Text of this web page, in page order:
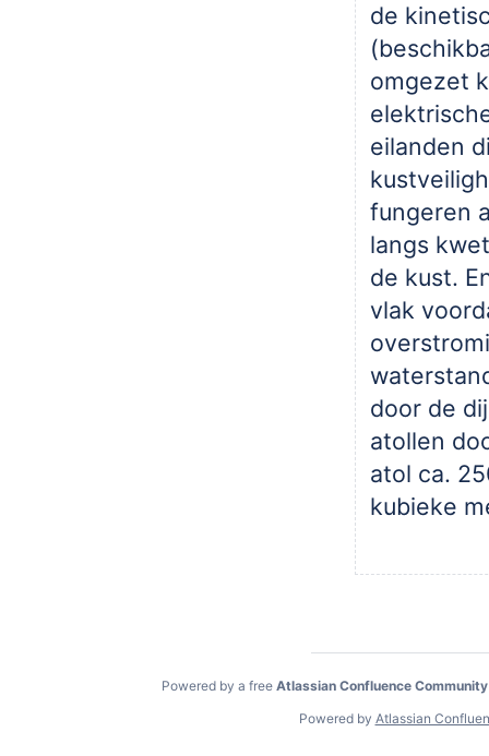
de
omgezet
eilanden
fungeren
langs
de kust.
vlak
door de
atollen
atol ca.
kubieke
Powered by a free Atlassian Confluence
Powered by Atlassian